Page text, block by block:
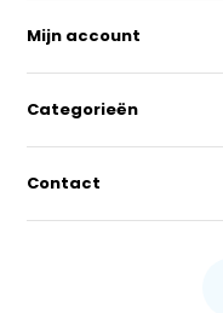
Mijn account
Categorieën
Contact